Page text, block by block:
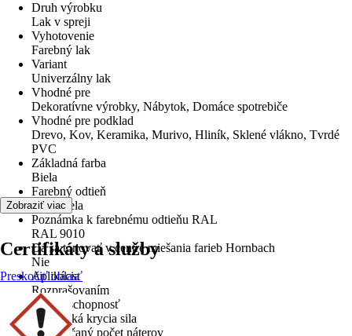
Druh výrobku
Lak v spreji
Vyhotovenie
Farebný lak
Variant
Univerzálny lak
Vhodné pre
Dekoratívne výrobky, Nábytok, Domáce spotrebiče
Vhodné pre podklad
Drevo, Kov, Keramika, Murivo, Hliník, Sklené vlákno, Tvrdé
PVC
Základná farba
Biela
Farebný odtieň
Čistá biela
Poznámka k farebnému odtieňu RAL
RAL 9010
Dá sa tónovať v centre miešania farieb Hornbach
Nie
Aplikácia
Rozprašovaním
Krycia schopnosť
2 - vysoká krycia sila
Odporúčaný počet náterov
Zobraziť viac
Certifikáty a služby
Preskočiť oblasť